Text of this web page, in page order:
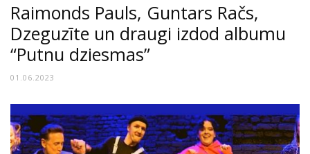
Raimonds Pauls, Guntars Račs,
Dzeguzīte un draugi izdod albumu
“Putnu dziesmas”
01.06.2023